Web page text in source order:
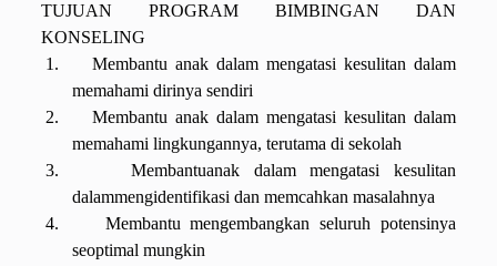
TUJUAN PROGRAM BIMBINGAN DAN
KONSELING
1.
Membantu anak dalam mengatasi kesulitan dalam
memahami dirinya sendiri
2.
Membantu anak dalam mengatasi kesulitan dalam
memahami lingkungannya, terutama di sekolah
3.
Membantuanak dalam mengatasi kesulitan
dalammengidentifikasi dan memcahkan masalahnya
4.
Membantu mengembangkan seluruh potensinya
seoptimal mungkin